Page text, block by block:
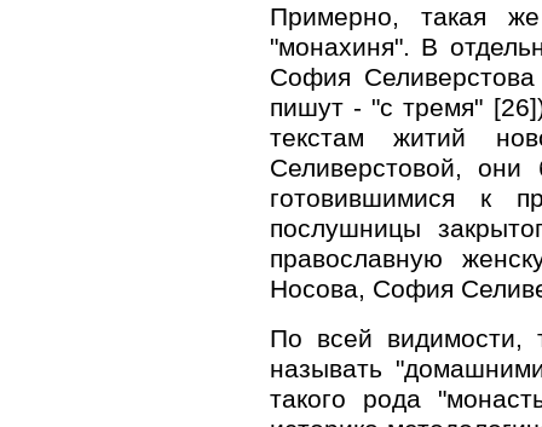
Примерно, такая
"монахиня". В
София
пишут - "с тремя"
текстам житий
Селиверстовой,
готовившимися к
послушницы
православную
Носова, София
По всей видимости,
называть
такого рода